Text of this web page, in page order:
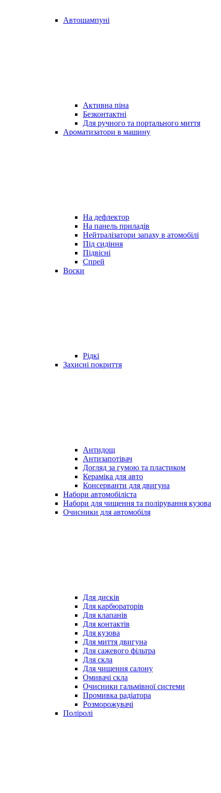
Автошампуні
Активна піна
Безконтактні
Для ручного та портального миття
Ароматизатори в машину
На дефлектор
На панель приладів
Нейтралізатори запаху в атомобілі
Під сидіння
Підвісні
Спрей
Воски
Рідкі
Захисні покриття
Антидощ
Антизапотівач
Догляд за гумою та пластиком
Кераміка для авто
Консерванти для двигуна
Набори автомобіліста
Набори для чищення та полірування кузова
Очисники для автомобіля
Для дисків
Для карбюраторів
Для клапанів
Для контактів
Для кузова
Для миття двигуна
Для сажевого фільтра
Для скла
Для чищення салону
Омивачі скла
Очисники гальмівної системи
Промивка радіатора
Розморожувачі
Поліролі